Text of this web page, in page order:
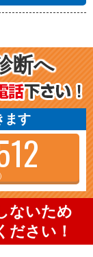
断へ
ます
ないため
ださい！